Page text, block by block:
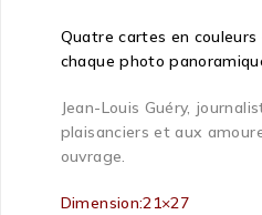
Quatre cartes en
chaque photo
Jean-Louis Guéry,
plaisanciers et aux
ouvrage.
Dimension:21×27